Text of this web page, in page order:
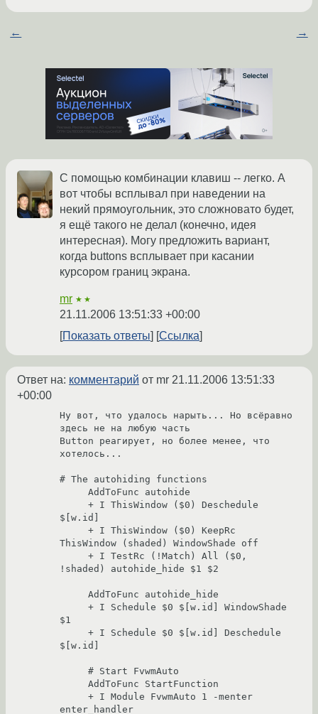
← →
С помощью комбинации клавиш -- легко. А
вот чтобы всплывал при наведении на
некий прямоугольник, это сложновато будет,
я ещё такого не делал (конечно, идея
интересная). Могу предложить вариант,
когда buttons всплывает при касании
курсором границ экрана.
mr ★★
21.11.2006 13:51:33 +00:00
Показать ответы
Ссылка
Ответ на: комментарий от mr 21.11.2006 13:51:33
+00:00
Ну вот, что удалось нарыть... Но всёравно
здесь не на любую часть
Button реагирует, но более менее, что
хотелось...
# The autohiding functions
$[w.id]
ThisWindow (shaded) WindowShade off
!shaded) autohide_hide $1 $2
$1
$[w.id]
enter_handler